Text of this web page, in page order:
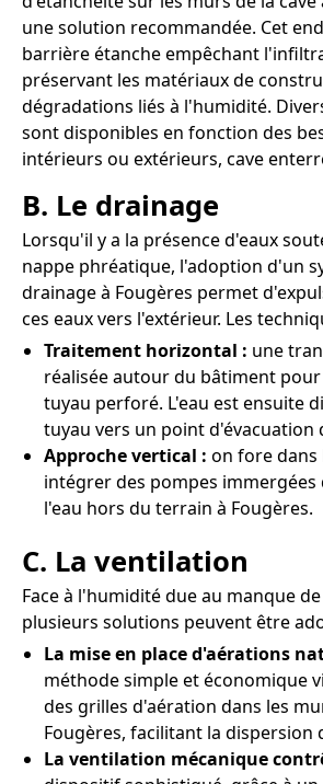
une solution recommandée. Cet
barrière étanche empêchant
préservant les matériaux de
dégradations liés à l'humidité.
sont disponibles en fonction des
intérieurs ou extérieurs, cave
B. Le drainage
Lorsqu'il y a la présence d'eaux
nappe phréatique, l'adoption d'un
drainage à Fougères permet
ces eaux vers l'extérieur. Les
Traitement horizontal : une
réalisée autour du bâtiment
tuyau perforé. L'eau est ensuite
tuyau vers un point d'évacuation
Approche vertical : on fore dans
intégrer des pompes immergées
l'eau hors du terrain à Fougères.
C. La ventilation
Face à l'humidité due au manque
plusieurs solutions peuvent être
La mise en place d'aérations
méthode simple et économique
des grilles d'aération dans les
Fougères, facilitant la dispersion
La ventilation mécanique